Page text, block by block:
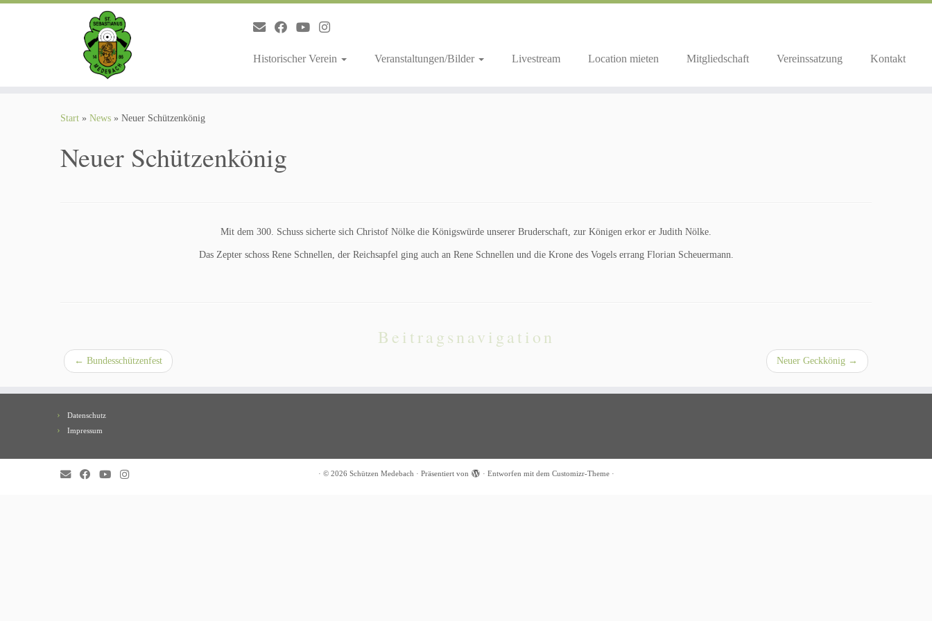
Zum
Historischer Verein Veranstaltungen/Bilder Livestream Location mieten Mitgliedschaft Vereinssatzung Kontakt
Start » News » Neuer Schützenkönig
Neuer Schützenkönig
Mit dem 300. Schuss sicherte sich Christof Nölke die Königswürde unserer Bruderschaft, zur Königen erkor er Judith Nölke.
Das Zepter schoss Rene Schnellen, der Reichsapfel ging auch an Rene Schnellen und die Krone des Vogels errang Florian Scheuermann.
Beitragsnavigation
← Bundesschützenfest Neuer Geckkönig →
Datenschutz
Impressum
· © 2026 Schützen Medebach · Präsentiert von · Entworfen mit dem Customizr-Theme·